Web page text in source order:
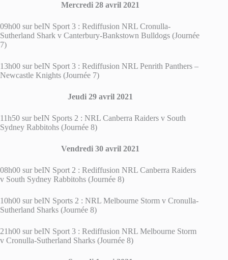
Mercredi 28 avril 2021
09h00 sur beIN Sport 3 : Rediffusion NRL Cronulla-
Sutherland Shark v Canterbury-Bankstown Bulldogs (Journée
7)
13h00 sur beIN Sport 3 : Rediffusion NRL Penrith Panthers –
Newcastle Knights (Journée 7)
Jeudi 29 avril 2021
11h50 sur beIN Sports 2 : NRL Canberra Raiders v South
Sydney Rabbitohs (Journée 8)
Vendredi 30 avril 2021
08h00 sur beIN Sport 2 : Rediffusion NRL Canberra Raiders
v South Sydney Rabbitohs (Journée 8)
10h00 sur beIN Sports 2 : NRL Melbourne Storm v Cronulla-
Sutherland Sharks (Journée 8)
21h00 sur beIN Sport 3 : Rediffusion NRL Melbourne Storm
v Cronulla-Sutherland Sharks (Journée 8)